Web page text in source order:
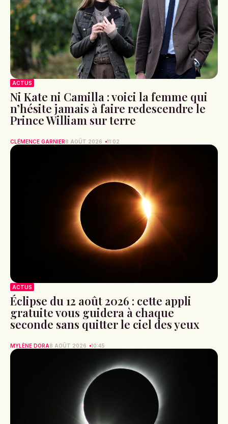
ACTUS
Ni Kate ni Camilla : voici la femme qui
n’hésite jamais à faire redescendre le
Prince William sur terre
CLÉMENCE GARNIER8 AOÛT 2026 11:02
ACTUS
Éclipse du 12 août 2026 : cette appli
gratuite vous guidera à chaque
seconde sans quitter le ciel des yeux
MYLÈNE DORA8 AOÛT 2026 10:45